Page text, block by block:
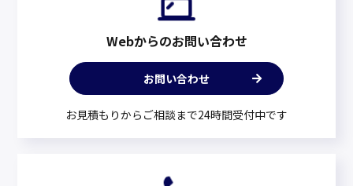
Webからのお問い合わせ
お問い合わせ
お見積もりからご相談まで24時間受付中です